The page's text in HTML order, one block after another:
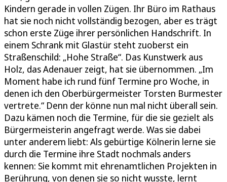
Kindern gerade in vollen Zügen. Ihr Büro im Rathaus
hat sie noch nicht vollständig bezogen, aber es trägt
schon erste Züge ihrer persönlichen Handschrift. In
einem Schrank mit Glastür steht zuoberst ein
Straßenschild: „Hohe Straße“. Das Kunstwerk aus
Holz, das Adenauer zeigt, hat sie übernommen. „Im
Moment habe ich rund fünf Termine pro Woche, in
denen ich den Oberbürgermeister Torsten Burmester
vertrete.“ Denn der könne nun mal nicht überall sein.
Dazu kämen noch die Termine, für die sie gezielt als
Bürgermeisterin angefragt werde. Was sie dabei
unter anderem liebt: Als gebürtige Kölnerin lerne sie
durch die Termine ihre Stadt nochmals anders
kennen: Sie kommt mit ehrenamtlichen Projekten in
Berührung, von denen sie so nicht wusste, lernt